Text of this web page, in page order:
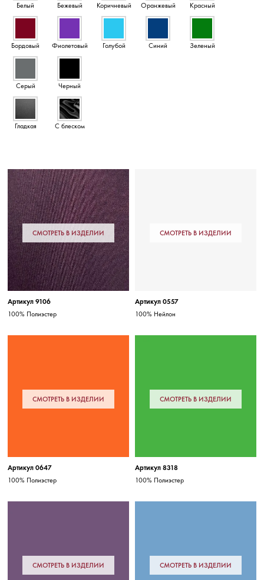
Белый Бежевый Коричневый Оранжевый Красный
Бордовый Фиолетовый Голубой Синий Зеленый
Серый Черный
Гладкая С блеском
СМОТРЕТЬ В ИЗДЕЛИИ
Артикул 9106
100% Полиэстер
СМОТРЕТЬ В ИЗДЕЛИИ
Артикул 0557
100% Нейлон
СМОТРЕТЬ В ИЗДЕЛИИ
Артикул 0647
100% Полиэстер
СМОТРЕТЬ В ИЗДЕЛИИ
Артикул 8318
100% Полиэстер
СМОТРЕТЬ В ИЗДЕЛИИ СМОТРЕТЬ В ИЗДЕЛИИ